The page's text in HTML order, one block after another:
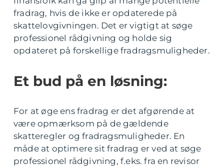
fradrag, hvis de ikke er opdaterede på
skattelovgivningen. Det er vigtigt at søge
professionel rådgivning og holde sig
opdateret på forskellige fradragsmuligheder.
Et bud på en løsning:
For at øge ens fradrag er det afgørende at
være opmærksom på de gældende
skatteregler og fradragsmuligheder. En
måde at optimere sit fradrag er ved at søge
professionel rådgivning, f.eks. fra en revisor